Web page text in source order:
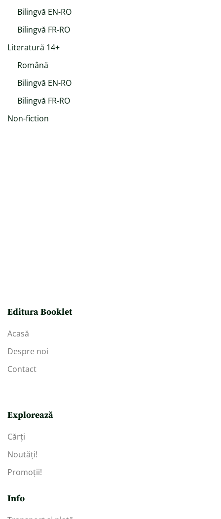
Bilingvă EN-RO
Bilingvă FR-RO
Literatură 14+
Română
Bilingvă EN-RO
Bilingvă FR-RO
Non-fiction
Editura Booklet
Acasă
Despre noi
Contact
Explorează
Cărți
Noutăți!
Promoții!
Info